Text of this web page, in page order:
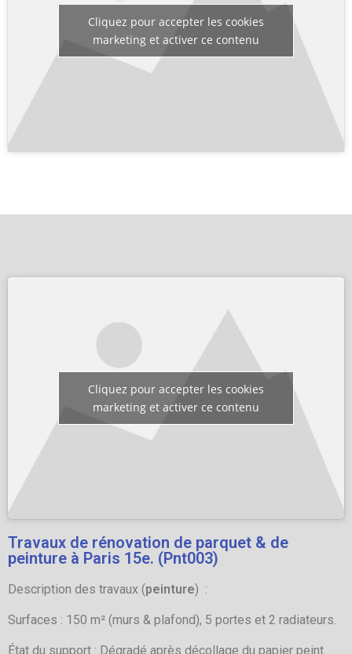
Cliquez pour accepter les cookies
marketing et activer ce contenu
Cliquez pour accepter les cookies
marketing et activer ce contenu
Travaux de rénovation de parquet & de
peinture à Paris 15e. (Pnt003)
Description des travaux (peinture) :
Surfaces : 150 m² (murs & plafond), 5 portes et 2 radiateurs.
État du support : Dégradé après décollage du papier peint.